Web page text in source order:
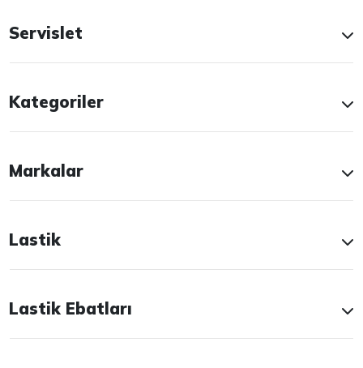
Servislet
Kategoriler
Markalar
Lastik
Lastik Ebatları